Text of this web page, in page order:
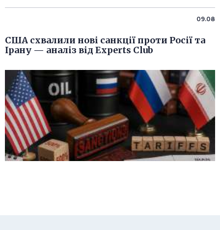
09.08
США схвалили нові санкції проти Росії та
Ірану — аналіз від Experts Club